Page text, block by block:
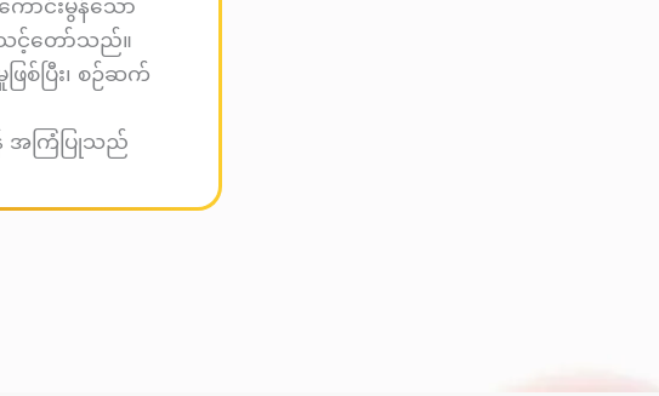
ောင်းမွန်သော
င့်တော်သည်။
စ်ပြီး၊ စဉ်ဆက်
အကြံပြုသည်